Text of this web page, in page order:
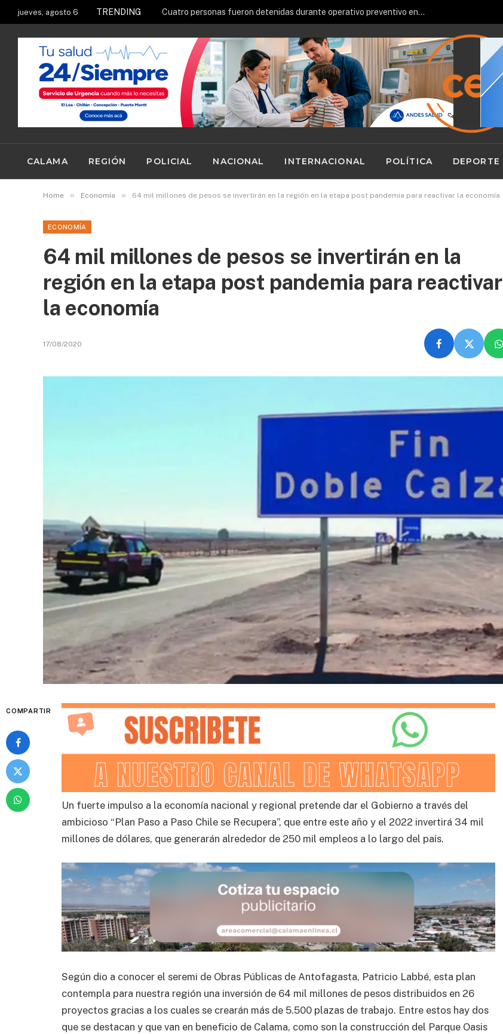
jueves, agosto 6 TRENDING Cuatro personas fueron detenidas durante operativo preventivo en Calama
CALAMA REGIÓN POLICIAL NACIONAL INTERNACIONAL POLÍTICA DEPORTE
Home » Economía » 64 mil millones de pesos se invertirán en la región en la etapa post pandemia para reactivar la economía
ECONOMÍA
64 mil millones de pesos se invertirán en la
región en la etapa post pandemia para reactivar
la economía
17/08/2020
COMPARTIR
Un fuerte impulso a la economía nacional y regional pretende dar el Gobierno a través del
ambicioso “Plan Paso a Paso Chile se Recupera”, que entre este año y el 2022 invertirá 34 mil
millones de dólares, que generarán alrededor de 250 mil empleos a lo largo del país.
Según dio a conocer el seremi de Obras Públicas de Antofagasta, Patricio Labbé, esta plan
contempla para nuestra región una inversión de 64 mil millones de pesos distribuidos en 26
proyectos gracias a los cuales se crearán más de 5.500 plazas de trabajo. Entre estos hay dos
que se destacan y que van en beneficio de Calama, como son la construcción del Parque Oasis